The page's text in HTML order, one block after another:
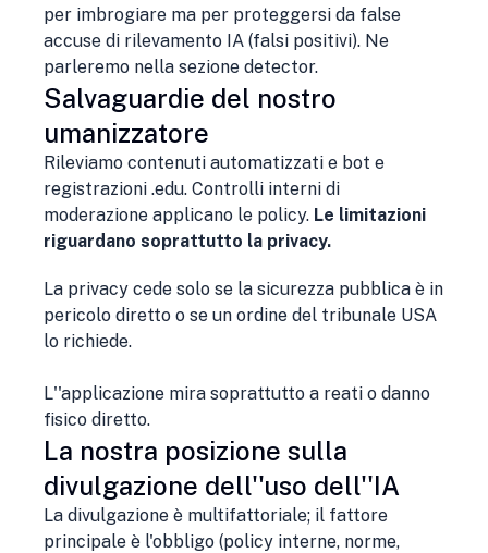
per imbrogiare ma per proteggersi da false
accuse di rilevamento IA (falsi positivi). Ne
parleremo nella sezione detector.
Salvaguardie del nostro
umanizzatore
Rileviamo contenuti automatizzati e bot e
registrazioni .edu. Controlli interni di
moderazione applicano le policy. Le limitazioni
riguardano soprattutto la privacy.
La privacy cede solo se la sicurezza pubblica è in
pericolo diretto o se un ordine del tribunale USA
lo richiede.
L''applicazione mira soprattutto a reati o danno
fisico diretto.
La nostra posizione sulla
divulgazione dell''uso dell''IA
La divulgazione è multifattoriale; il fattore
principale è l'obbligo (policy interne, norme,